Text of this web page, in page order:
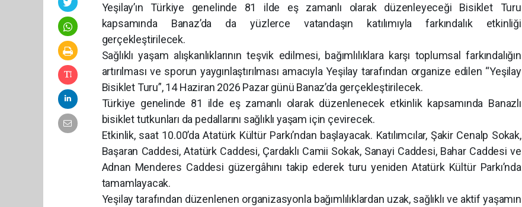
Yeşilay’ın Türkiye genelinde 81 ilde eş zamanlı olarak düzenleyeceği Bisiklet Turu
kapsamında Banaz’da da yüzlerce vatandaşın katılımıyla farkındalık etkinliği
gerçekleştirilecek.
Sağlıklı yaşam alışkanlıklarının teşvik edilmesi, bağımlılıklara karşı toplumsal farkındalığın
artırılması ve sporun yaygınlaştırılması amacıyla Yeşilay tarafından organize edilen “Yeşilay
Bisiklet Turu”, 14 Haziran 2026 Pazar günü Banaz’da gerçekleştirilecek.
Türkiye genelinde 81 ilde eş zamanlı olarak düzenlenecek etkinlik kapsamında Banazlı
bisiklet tutkunları da pedallarını sağlıklı yaşam için çevirecek.
Etkinlik, saat 10.00’da Atatürk Kültür Parkı’ndan başlayacak. Katılımcılar, Şakir Cenalp Sokak,
Başaran Caddesi, Atatürk Caddesi, Çardaklı Camii Sokak, Sanayi Caddesi, Bahar Caddesi ve
Adnan Menderes Caddesi güzergâhını takip ederek turu yeniden Atatürk Kültür Parkı’nda
tamamlayacak.
Yeşilay tarafından düzenlenen organizasyonla bağımlılıklardan uzak, sağlıklı ve aktif yaşamın